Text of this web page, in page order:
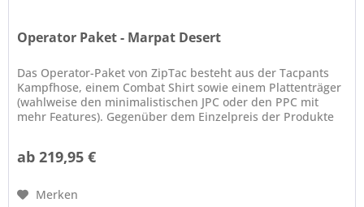
Operator Paket - Marpat Desert
Das Operator-Paket von ZipTac besteht aus der Tacpants
Kampfhose, einem Combat Shirt sowie einem Plattenträger
(wahlweise den minimalistischen JPC oder den PPC mit
mehr Features). Gegenüber dem Einzelpreis der Produkte
ab 219,95 €
Merken